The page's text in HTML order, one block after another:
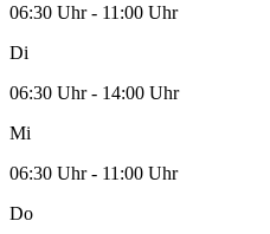
06:30 Uhr - 11:00 Uhr
Di
06:30 Uhr - 14:00 Uhr
Mi
06:30 Uhr - 11:00 Uhr
Do